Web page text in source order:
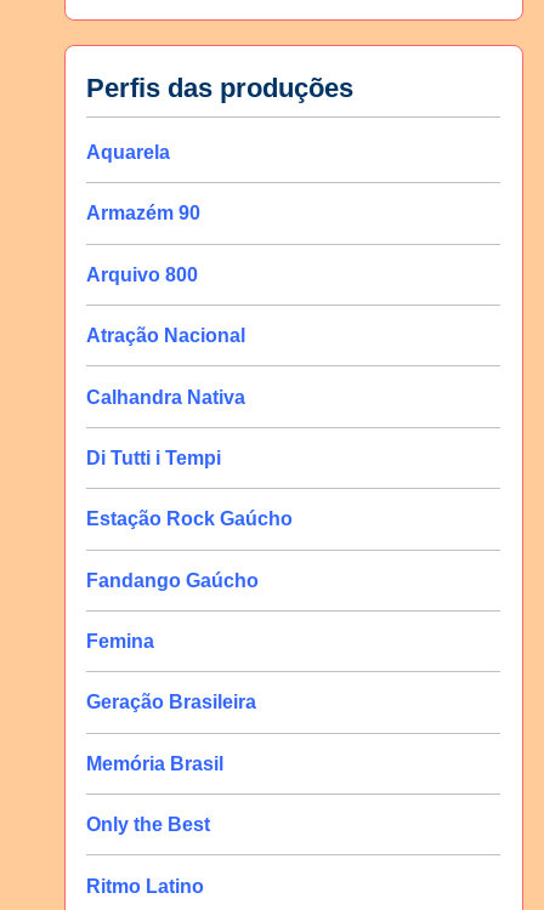
Perfis das produções
Aquarela
Armazém 90
Arquivo 800
Atração Nacional
Calhandra Nativa
Di Tutti i Tempi
Estação Rock Gaúcho
Fandango Gaúcho
Femina
Geração Brasileira
Memória Brasil
Only the Best
Ritmo Latino